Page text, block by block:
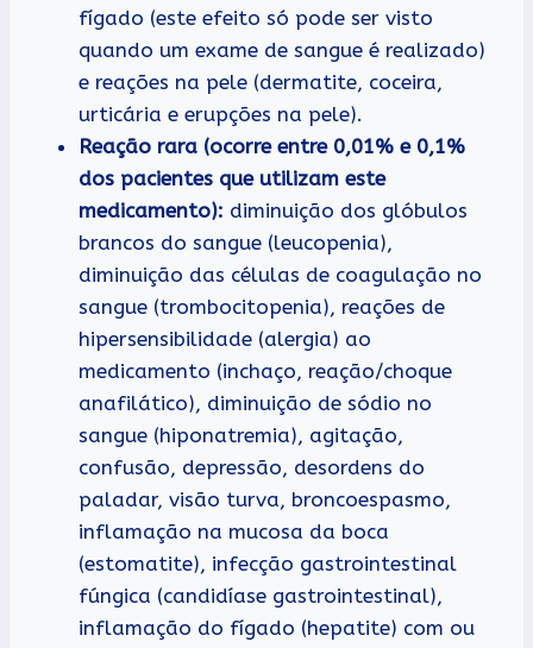
fígado (este efeito só pode ser visto
quando um exame de sangue é realizado)
e reações na pele (dermatite, coceira,
urticária e erupções na pele).
Reação rara (ocorre entre 0,01% e 0,1%
dos pacientes que utilizam este
medicamento): diminuição dos glóbulos
brancos do sangue (leucopenia),
diminuição das células de coagulação no
sangue (trombocitopenia), reações de
hipersensibilidade (alergia) ao
medicamento (inchaço, reação/choque
anafilático), diminuição de sódio no
sangue (hiponatremia), agitação,
confusão, depressão, desordens do
paladar, visão turva, broncoespasmo,
inflamação na mucosa da boca
(estomatite), infecção gastrointestinal
fúngica (candidíase gastrointestinal),
inflamação do fígado (hepatite) com ou